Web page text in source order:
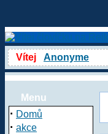
Vítej Anonyme
Menu
· Domů
· akce